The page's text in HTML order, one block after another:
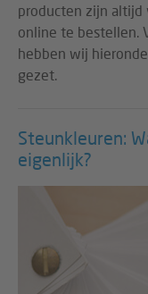
producten zijn
online te bestellen.
hebben wij
gezet.
Steunkleuren:
eigenlijk?